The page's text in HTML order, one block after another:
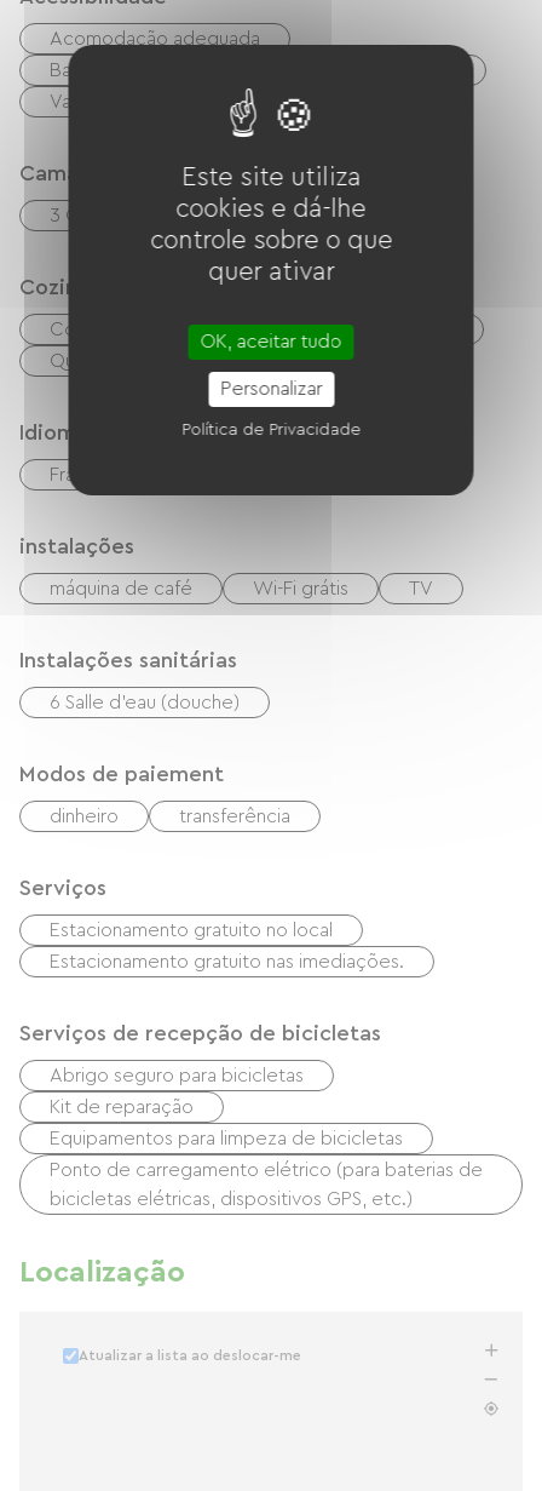
Acomodação adequada
Banheiros adaptados
Vaga de estacionamento adequada
Camas
3 Canapés convertibles
Cozinha
Cozinha Refrigerador
Micro-ondas
Quatro
Idiomas
Francês
instalações
máquina de café Wi-Fi grátis TV
Instalações sanitárias
6 Salle d'eau (douche)
Modos de paiement
dinheiro transferência
Serviços
Estacionamento gratuito no local
Estacionamento gratuito nas imediações.
Serviços de recepção de bicicletas
Abrigo seguro para bicicletas
Kit de reparação
Equipamentos para limpeza de bicicletas
Ponto de carregamento elétrico (para baterias de
bicicletas elétricas, dispositivos GPS, etc.)
Localização
Atualizar a lista ao deslocar-me
Este site utiliza
cookies e dá-lhe
controle sobre o que
quer ativar
OK, aceitar tudo
Personalizar
Política de Privacidade